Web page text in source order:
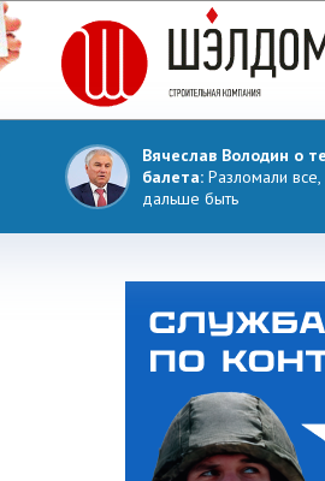
Вячеслав Володин о
балета: Разломали
дальше быть